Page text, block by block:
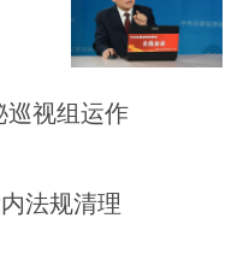
巡视组运作
法规清理